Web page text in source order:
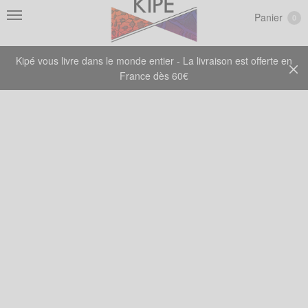
Kipé vous livre dans le monde entier - La livraison est offerte en
France dès 60€
Panier